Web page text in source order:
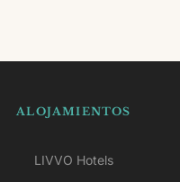
ALOJAMIENTOS
LIVVO Hotels